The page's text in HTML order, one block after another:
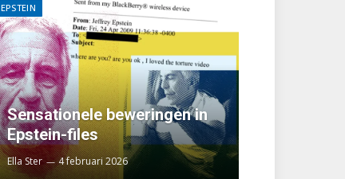
EPSTEIN
Sensationele beweringen in
Epstein-files
Ella Ster 4 februari 2026